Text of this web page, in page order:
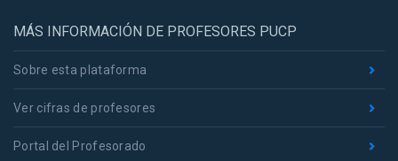
MÁS INFORMACIÓN DE PROFESORES PUCP
Sobre esta plataforma
Ver cifras de profesores
Portal del Profesorado